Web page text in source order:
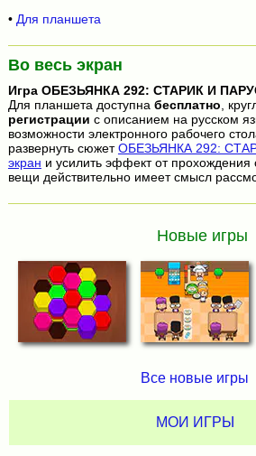
• Для планшета
Во весь экран
Игра ОБЕЗЬЯНКА 292: СТАРИК И
Для планшета доступна бесплатно ,
регистрации с описанием на русском
возможности электронного рабочего
развернуть сюжетОБЕЗЬЯНКА 292:
экран и усилить эффект от
вещи действительно имеет смысл
Новые игры
Все новые игры
МОИ ИГРЫ